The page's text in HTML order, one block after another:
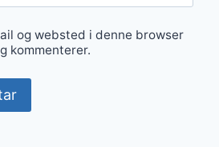
og websted i denne browser
kommenterer.